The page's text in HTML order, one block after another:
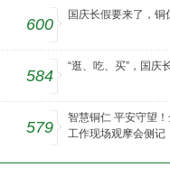
600
国庆长假要来了，铜
584
“逛、吃、买”，国庆
579
智慧铜仁 平安守望
工作现场观摩会侧记